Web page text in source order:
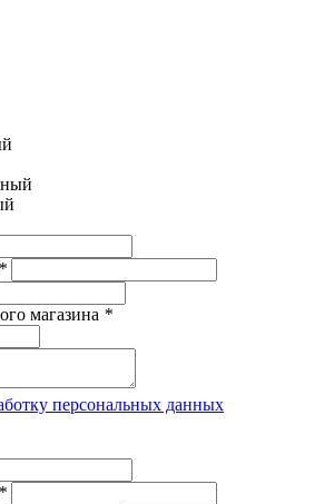
*
магазина *
персональных данных
*